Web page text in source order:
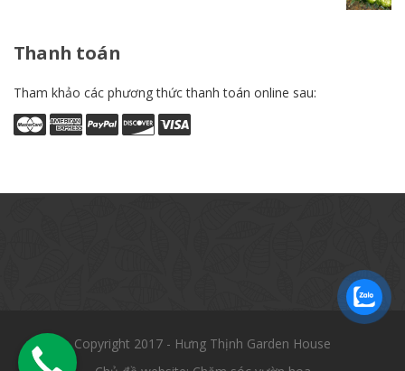
Thanh toán
Tham khảo các phương thức thanh toán online sau:
Copyright 2017 - Hưng Thịnh Garden House